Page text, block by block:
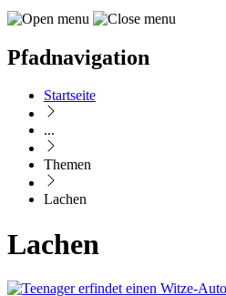
Pfadnavigation
Startseite
...
Themen
Lachen
Lachen